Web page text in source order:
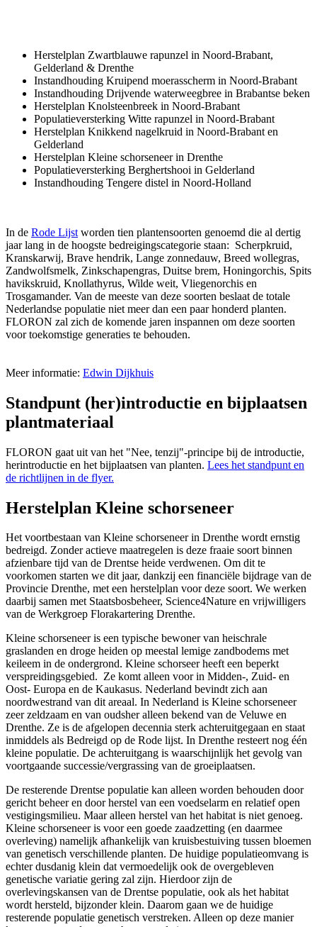
Herstelplan Zwartblauwe rapunzel in Noord-Brabant,
Gelderland & Drenthe
Instandhouding Kruipend moerasscherm in Noord-Brabant
Instandhouding Drijvende waterweegbree in Brabantse beken
Herstelplan Knolsteenbreek in Noord-Brabant
Populatieversterking Witte rapunzel in Noord-Brabant
Herstelplan Knikkend nagelkruid in Noord-Brabant en
Gelderland
Herstelplan Kleine schorseneer in Drenthe
Populatieversterking Berghertshooi in Gelderland
Instandhouding Tengere distel in Noord-Holland
In de Rode Lijst worden tien plantensoorten genoemd die al dertig
jaar lang in de hoogste bedreigingscategorie staan: Scherpkruid,
Kranskarwij, Brave hendrik, Lange zonnedauw, Breed wollegras,
Zandwolfsmelk, Zinkschapengras, Duitse brem, Honingorchis, Spits
havikskruid, Knollathyrus, Wilde weit, Vliegenorchis en
Trosgamander. Van de meeste van deze soorten beslaat de totale
Nederlandse populatie niet meer dan een paar honderd planten.
FLORON zal zich de komende jaren inspannen om deze soorten
voor toekomstige generaties te behouden.
Meer informatie: Edwin Dijkhuis
Standpunt (her)introductie en bijplaatsen
plantmateriaal
FLORON gaat uit van het "Nee, tenzij"-principe bij de introductie,
herintroductie en het bijplaatsen van planten. Lees het standpunt en
de richtlijnen in de flyer.
Herstelplan Kleine schorseneer
Het voortbestaan van Kleine schorseneer in Drenthe wordt ernstig
bedreigd. Zonder actieve maatregelen is deze fraaie soort binnen
afzienbare tijd van de Drentse heide verdwenen. Om dit te
voorkomen starten we dit jaar, dankzij een financiële bijdrage van de
Provincie Drenthe, met een herstelplan voor deze soort. We werken
daarbij samen met Staatsbosbeheer, Science4Nature en vrijwilligers
van de Werkgroep Florakartering Drenthe.
Kleine schorseneer is een typische bewoner van heischrale
graslanden en droge heiden op meestal lemige zandbodems met
keileem in de ondergrond. Kleine schorseer heeft een beperkt
verspreidingsgebied. Ze komt alleen voor in Midden-, Zuid- en
Oost- Europa en de Kaukasus. Nederland bevindt zich aan
noordwestrand van dit areaal. In Nederland is Kleine schorseneer
zeer zeldzaam en van oudsher alleen bekend van de Veluwe en
Drenthe. Ze is de afgelopen decennia sterk achteruitgegaan en staat
inmiddels als Bedreigd op de Rode lijst. In Drenthe resteert nog één
kleine populatie. De achteruitgang is waarschijnlijk het gevolg van
voortgaande successie/vergrassing van de groeiplaatsen.
De resterende Drentse populatie kan alleen worden behouden door
gericht beheer en door herstel van een voedselarm en relatief open
vestigingsmilieu. Maar alleen herstel van het habitat is niet genoeg.
Kleine schorseneer is voor een goede zaadzetting (en daarmee
overleving) namelijk afhankelijk van kruisbestuiving tussen bloemen
van genetisch verschillende planten. De huidige populatieomvang is
echter dusdanig klein dat vermoedelijk ook de overgebleven
genetische variatie gering zal zijn. Hierdoor zijn de
overlevingskansen van de Drentse populatie, ook als het habitat
wordt hersteld, bijzonder klein. Daarom gaan we de huidige
resterende populatie genetisch verstreken. Alleen op deze manier